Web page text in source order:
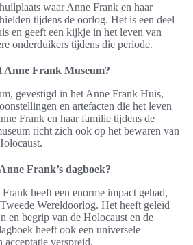
waar Anne Frank en haar
tijdens de oorlog. Het is een deel
en geeft een kijkje in het leven van
onderduikers tijdens die periode.
Anne Frank Museum?
gevestigd in het Anne Frank Huis,
en artefacten die het leven
Frank en haar familie tijdens de
richt zich ook op het bewaren van
Frank’s dagboek?
heeft een enorme impact gehad,
Wereldoorlog. Het heeft geleid
en begrip van de Holocaust en de
heeft ook een universele
acceptatie verspreid.